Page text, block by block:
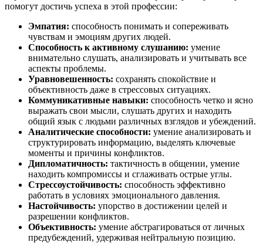
помогут достичь успеха в этой профессии:
Эмпатия: способность понимать и сопереживать
чувствам и эмоциям других людей.
Способность к активному слушанию: умение
внимательно слушать, анализировать и учитывать все
аспекты проблемы.
Уравновешенность: сохранять спокойствие и
объективность даже в стрессовых ситуациях.
Коммуникативные навыки: способность четко и ясно
выражать свои мысли, слушать других и находить
общий язык с людьми различных взглядов и убеждений.
Аналитические способности: умение анализировать и
структурировать информацию, выделять ключевые
моменты и причины конфликтов.
Дипломатичность: тактичность в общении, умение
находить компромиссы и сглаживать острые углы.
Стрессоустойчивость: способность эффективно
работать в условиях эмоционального давления.
Настойчивость: упорство в достижении целей и
разрешении конфликтов.
Объективность: умение абстрагироваться от личных
предубеждений, удерживая нейтральную позицию.